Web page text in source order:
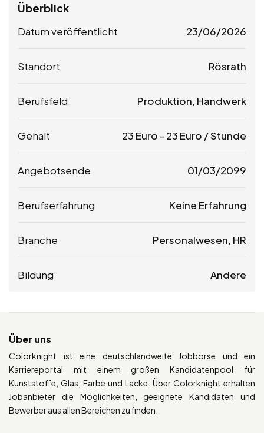
Überblick
Datum veröffentlicht 23/06/2026
Standort Rösrath
Berufsfeld Produktion, Handwerk
Gehalt 23 Euro - 23 Euro / Stunde
Angebotsende 01/03/2099
Berufserfahrung Keine Erfahrung
Branche Personalwesen, HR
Bildung Andere
Über uns
Colorknight ist eine deutschlandweite Jobbörse und ein
Karriereportal mit einem großen Kandidatenpool für
Kunststoffe, Glas, Farbe und Lacke. Über Colorknight erhalten
Jobanbieter die Möglichkeiten, geeignete Kandidaten und
Bewerber aus allen Bereichen zu finden.